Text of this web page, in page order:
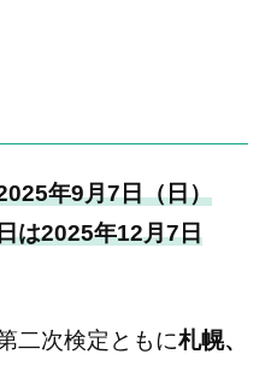
年9月7日（日）
は2025年12月7日
二次検定ともに札幌、